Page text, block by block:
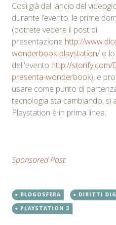
Così già dal lancio del
durante l’evento, le prime
(potrete vedere il post di
presentazione http://
wonderbook-playstation/ o
dell'evento http://storify.com/
presenta-wonderbook), e
usare come punto di
tecnologia sta cambiando, si
Playstation è in prima linea.
Sponsored Post
BLOGOSFERA
DIRITTI
PLAYSTATION 3